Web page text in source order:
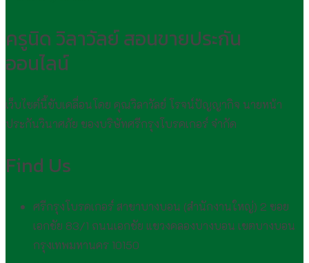
ครูนิด วิลาวัลย์ สอนขายประกัน
ออนไลน์
เว็บไซต์นี้ขับเคลื่อนโดย คุณวิลาวัลย์ โรจน์ปัญญากิจ นายหน้า
ประกันวินาศภัย ของบริษัทศรีกรุงโบรคเกอร์ จำกัด
Find Us
ศรีกรุงโบรคเกอร์ สาขาบางบอน (สำนักงานใหญ่) 2 ซอย
เอกชัย 83/1 ถนนเอกชัย แขวงคลองบางบอน เขตบางบอน
กรุงเทพมหานคร 10150